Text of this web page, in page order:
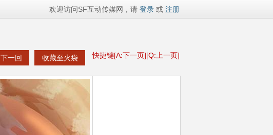
欢迎访问SF互动传媒网，请 登录 或 注册
下一回 收藏至火袋 快捷键[A:下一页][Q:上一页]